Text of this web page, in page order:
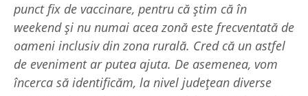
punct fix de vaccinare, pentru că știm că în
weekend și nu numai acea zonă este frecventată de
oameni inclusiv din zona rurală. Cred că un astfel
de eveniment ar putea ajuta. De asemenea, vom
încerca să identificăm, la nivel județean diverse